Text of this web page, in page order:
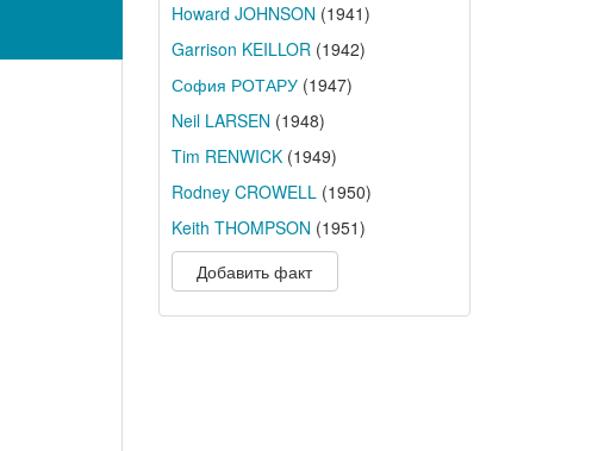
Howard JOHNSON (1941)
Garrison KEILLOR(1942)
София РОТАРУ(1947)
Neil LARSEN (1948)
Tim RENWICK(1949)
Rodney CROWELL(1950)
Keith THOMPSON (1951)
Добавить факт